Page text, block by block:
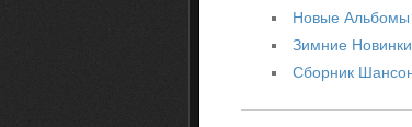
Новые
Зимние
Сборник